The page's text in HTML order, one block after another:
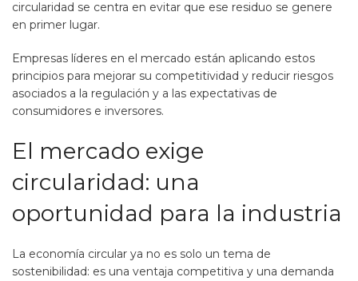
circularidad se centra en evitar que ese residuo se genere
en primer lugar.
Empresas líderes en el mercado están aplicando estos
principios para mejorar su competitividad y reducir riesgos
asociados a la regulación y a las expectativas de
consumidores e inversores.
El mercado exige
circularidad: una
oportunidad para la industria
La economía circular ya no es solo un tema de
sostenibilidad: es una ventaja competitiva y una demanda